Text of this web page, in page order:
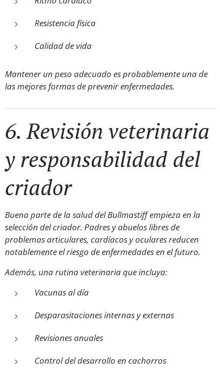
Resistencia física
Calidad de vida
Mantener un peso adecuado es probablemente una de
las mejores formas de prevenir enfermedades.
6. Revisión veterinaria
y responsabilidad del
criador
Buena parte de la salud del Bullmastiff empieza en la
selección del criador. Padres y abuelos libres de
problemas articulares, cardíacos y oculares reducen
notablemente el riesgo de enfermedades en el futuro.
Además, una rutina veterinaria que incluya:
Vacunas al día
Desparasitaciones internas y externas
Revisiones anuales
Control del desarrollo en cachorros